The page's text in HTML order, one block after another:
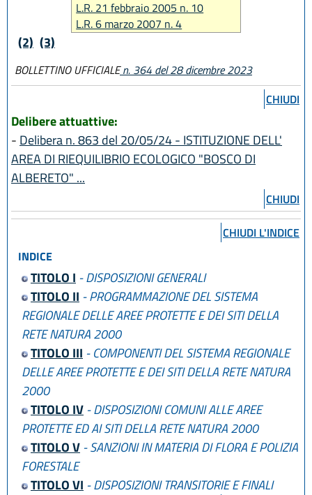
L.R. 21 febbraio 2005 n. 10
L.R. 6 marzo 2007 n. 4
L.R. 18 luglio 2017, n. 16
L.R. 27 luglio 2018, n. 11
L.R. 28 dicembre 2023, n. 17
(2) (3)
BOLLETTINO UFFICIALEn. 364 del 28 dicembre 2023
CHIUDI
Delibere attuattive:
- Delibera n. 863 del 20/05/24 - ISTITUZIONE DELL'
AREA DI RIEQUILIBRIO ECOLOGICO "BOSCO DI
ALBERETO" ...
CHIUDI
CHIUDI L'INDICE
INDICE
TITOLO I - DISPOSIZIONI GENERALI
TITOLO II - PROGRAMMAZIONE DEL SISTEMA
REGIONALE DELLE AREE PROTETTE E DEI SITI DELLA
RETE NATURA 2000
TITOLO III - COMPONENTI DEL SISTEMA REGIONALE
DELLE AREE PROTETTE E DEI SITI DELLA RETE NATURA
2000
TITOLO IV- DISPOSIZIONI COMUNI ALLE AREE
PROTETTE ED AI SITI DELLA RETE NATURA 2000
TITOLO V- SANZIONI IN MATERIA DI FLORA E POLIZIA
FORESTALE
TITOLO VI - DISPOSIZIONI TRANSITORIE E FINALI